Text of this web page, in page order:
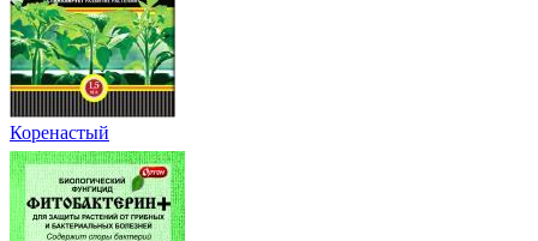
Коренастый